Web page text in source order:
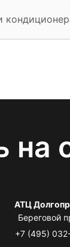
на
АТЦ
Береговой
+7 (495)